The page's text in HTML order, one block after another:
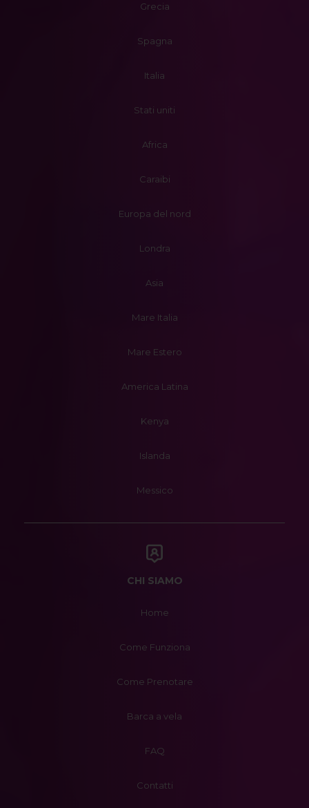
Grecia
Spagna
Italia
Stati uniti
Africa
Caraibi
Europa del nord
Londra
Asia
Mare Italia
Mare Estero
America Latina
Kenya
Islanda
Messico
CHI SIAMO
Home
Come Funziona
Come Prenotare
Barca a vela
FAQ
Contatti